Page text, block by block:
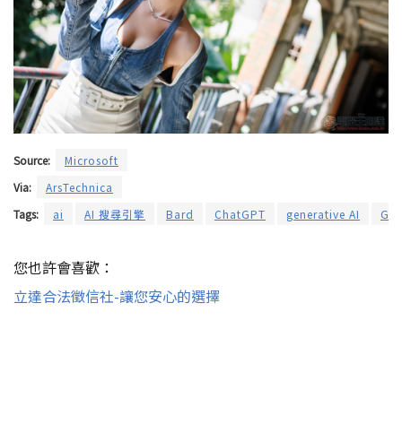
Source:
Microsoft
Via:
ArsTechnica
Tags:
ai AI 搜尋引擎 Bard ChatGPT generative AI
您也許會喜歡：
立達合法徵信社-讓您安心的選擇